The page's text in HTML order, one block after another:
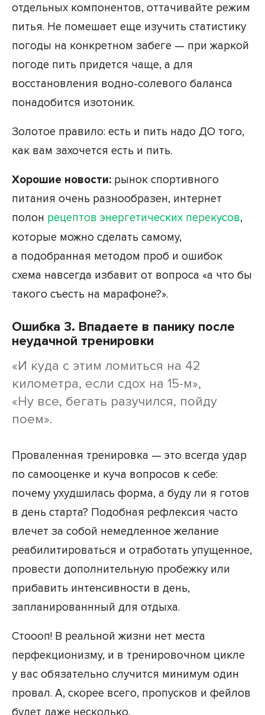
отдельных компонентов, оттачивайте режим
питья. Не помешает еще изучить статистику
погоды на конкретном забеге — при жаркой
погоде пить придется чаще, а для
восстановления водно-солевого баланса
понадобится изотоник.
Золотое правило: есть и пить надо ДО того,
как вам захочется есть и пить.
Хорошие новости: рынок спортивного
питания очень разнообразен, интернет
полон рецептов энергетических перекусов,
которые можно сделать самому,
а подобранная методом проб и ошибок
схема навсегда избавит от вопроса «а что бы
такого съесть на марафоне?».
Ошибка 3. Впадаете в панику после
неудачной тренировки
«И куда с этим ломиться на 42
километра, если сдох на 15-м»,
«Ну все, бегать разучился, пойду
поем».
Проваленная тренировка — это всегда удар
по самооценке и куча вопросов к себе:
почему ухудшилась форма, а буду ли я готов
в день старта? Подобная рефлексия часто
влечет за собой немедленное желание
реабилитироваться и отработать упущенное,
провести дополнительную пробежку или
прибавить интенсивности в день,
запланированнный для отдыха.
Стоооп! В реальной жизни нет места
перфекционизму, и в тренировочном цикле
у вас обязательно случится минимум один
провал. А, скорее всего, пропусков и фейлов
будет даже несколько.